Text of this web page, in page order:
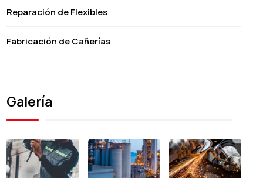
Reparación de Flexibles
Fabricación de Cañerías
Galería